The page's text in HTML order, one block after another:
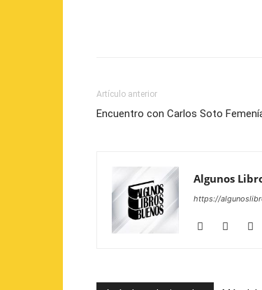
Artículo anterior
Encuentro con Carlos Soto
Algunos
https://